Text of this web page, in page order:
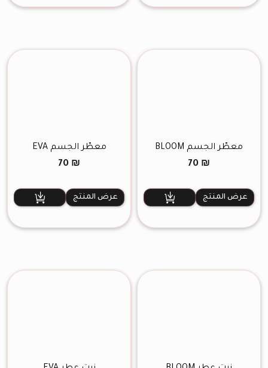
معطّر الجسم BLOOM
70 ₪
عرض المنتج
معطّر الجسم EVA
70 ₪
عرض المنتج